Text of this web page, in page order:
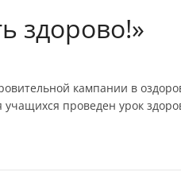
здорово!»
кампании в
проведен урок